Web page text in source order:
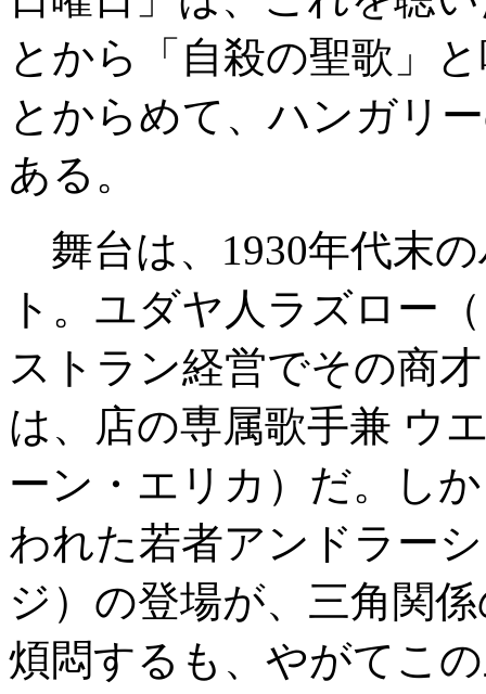
とから「自殺の聖歌」
とからめて、ハンガリ
ある。
舞台は、1930年代末
ト。ユダヤ人ラズロー
ストラン経営でその商
は、店の専属歌手兼 ウ
ーン・エリカ）だ。し
われた若者アンドラー
ジ）の登場が、三角関
煩悶するも、やがてこ